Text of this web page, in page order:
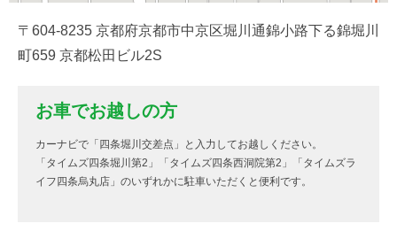
〒604-8235 京都府京都市中京区堀川通錦小路下る錦堀川
町659 京都松田ビル2S
お車でお越しの方
カーナビで「四条堀川交差点」と入力してお越しください。
「タイムズ四条堀川第2」「タイムズ四条西洞院第2」「タイムズラ
イフ四条烏丸店」のいずれかに駐車いただくと便利です。